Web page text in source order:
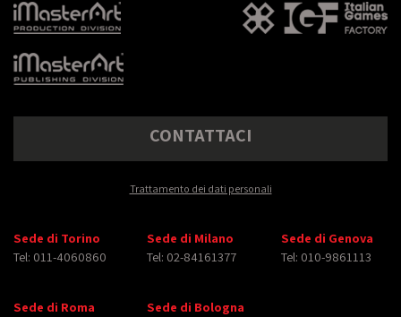
CONTATTACI
Trattamento dei dati personali
Sede di Torino
Tel: 011-4060860
Sede di Milano
Tel: 02-84161377
Sede di Genova
Tel: 010-9861113
Sede di Roma
Sede di Bologna